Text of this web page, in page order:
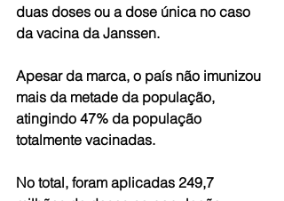
duas doses ou a dose única no caso
da vacina da Janssen.
Apesar da marca, o país não imunizou
mais da metade da população,
atingindo 47% da população
totalmente vacinadas.
No total, foram aplicadas 249,7